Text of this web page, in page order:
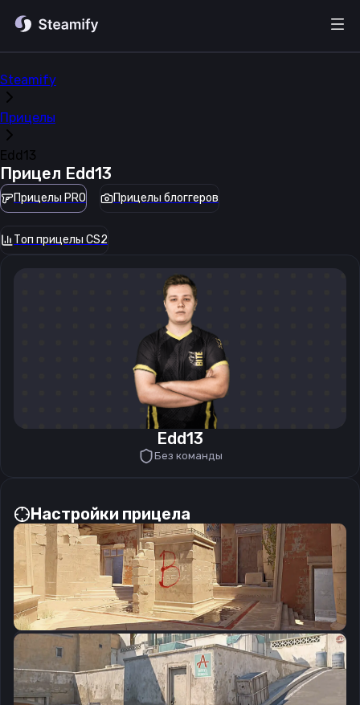
Steamify
Прицелы
Edd13
Прицел Edd13
Прицелы PRO Прицелы блоггеров
Топ прицелы CS2
Edd13
Без команды
Настройки прицела
CSGO-rcEKW-x8qE9-Fjaht-iNk5S-7T8SA